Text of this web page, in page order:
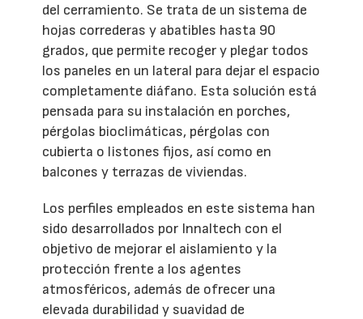
del cerramiento. Se trata de un sistema de
hojas correderas y abatibles hasta 90
grados, que permite recoger y plegar todos
los paneles en un lateral para dejar el espacio
completamente diáfano. Esta solución está
pensada para su instalación en porches,
pérgolas bioclimáticas, pérgolas con
cubierta o listones fijos, así como en
balcones y terrazas de viviendas.
Los perfiles empleados en este sistema han
sido desarrollados por Innaltech con el
objetivo de mejorar el aislamiento y la
protección frente a los agentes
atmosféricos, además de ofrecer una
elevada durabilidad y suavidad de